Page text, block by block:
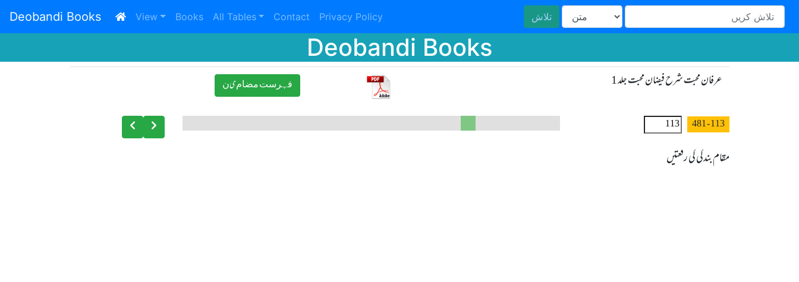
Deobandi Books (current)
View Books All Tables Contact Privacy Policy تلاش
Deobandi Books
عرفان محبت شرح فیضان محبت جلد 1 ﻓﮩﺮﺳﺖ ﻣﻀﺎﻡیﻥ
113
- 481
مقام بندگی کی رفعتیں